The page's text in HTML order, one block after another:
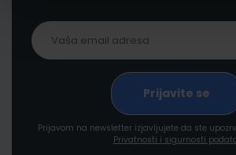
Prijavom na newsletter izjavljujete da ste
Privatnosti i sigurnosti